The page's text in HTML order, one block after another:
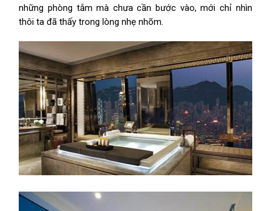
những phòng tắm mà chưa cần bước vào, mới chỉ nhìn
thôi ta đã thấy trong lòng nhẹ nhõm.